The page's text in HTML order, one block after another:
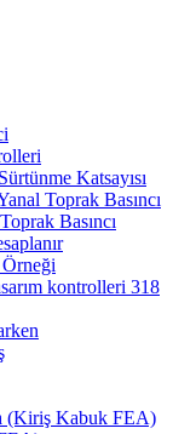
Katsayısı
Toprak Basıncı
Basıncı
Örneği
kontrolleri 318
(Kiriş Kabuk FEA)